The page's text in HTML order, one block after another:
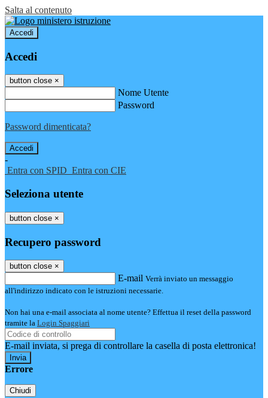
Salta al contenuto
Accedi
Accedi
button close ×
Nome Utente
Password
Password dimenticata?
-
Entra con SPID Entra con CIE
Seleziona utente
button close ×
Recupero password
button close ×
E-mail Verrà inviato un messaggio
all'indirizzo indicato con le istruzioni necessarie.
Non hai una e-mail associata al nome utente? Effettua il reset della password
tramite la Login Spaggiari
E-mail inviata, si prega di controllare la casella di posta elettronica!
Errore
Chiudi